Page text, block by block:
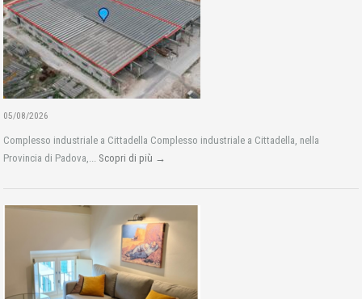
05/08/2026
Complesso industriale a Cittadella Complesso industriale a Cittadella, nella
Provincia di Padova,... Scopri di più →